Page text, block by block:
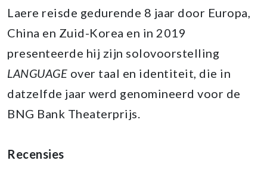
Laere reisde gedurende 8 jaar door Europa,
China en Zuid-Korea en in 2019
presenteerde hij zijn solovoorstelling
LANGUAGE over taal en identiteit, die in
datzelfde jaar werd genomineerd voor de
BNG Bank Theaterprijs.
Recensies